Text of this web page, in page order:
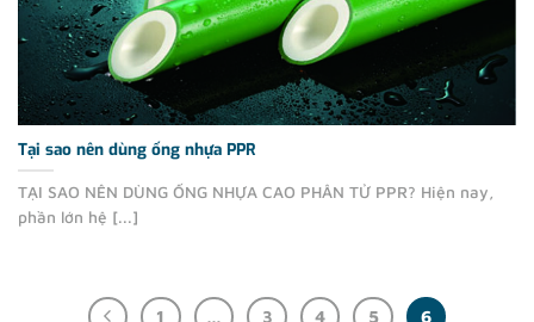
Tại sao nên dùng ống nhựa PPR
TẠI SAO NÊN DÙNG ỐNG NHỰA CAO PHÂN TỬ PPR? Hiện nay,
phần lớn hệ [...]
1 … 3 4 5 6